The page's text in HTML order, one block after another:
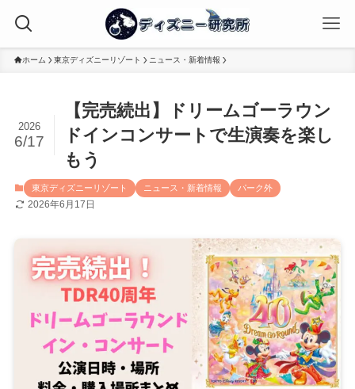
ホーム 東京ディズニーリゾート ニュース・新着情報
【完売続出】ドリームゴーラウン
ドインコンサートで生演奏を楽し
もう
2026
6/17
東京ディズニーリゾート ニュース・新着情報 パーク外
2026年6月17日